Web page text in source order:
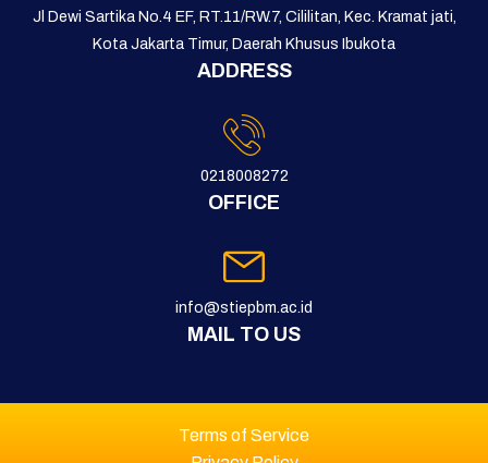
Jl Dewi Sartika No.4 EF, RT.11/RW.7, Cililitan, Kec. Kramat jati,
Kota Jakarta Timur, Daerah Khusus Ibukota
ADDRESS
0218008272
OFFICE
info@stiepbm.ac.id
MAIL TO US
Terms of Service